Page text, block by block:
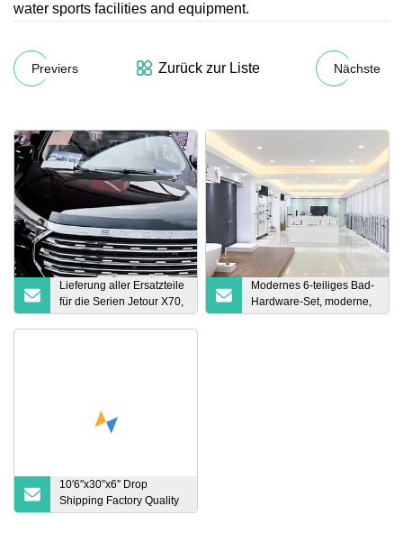
water sports facilities and equipment.
Previers Zurück zur Liste Nächste
Lieferung aller Ersatzteile
für die Serien Jetour X70,
X70 Plus und X90s
Modernes 6-teiliges Bad-
Hardware-Set, moderne,
luxuriöse, mattschwarze
10′6′′x30′′x6′′ Drop
Shipping Factory Quality
Assurance All Round